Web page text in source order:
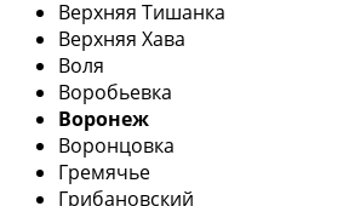
Верхняя Тишанка
Верхняя Хава
Воля
Воробьевка
Воронеж
Воронцовка
Гремячье
Грибановский